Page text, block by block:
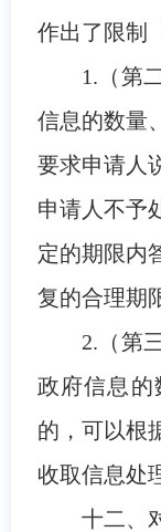
作出了限制
1.（第二
信息的数量
要求申请人
申请人不予
定的期限内
复的合理期
2.（第三
政府信息的
的，可以根
收取信息处
十二、对